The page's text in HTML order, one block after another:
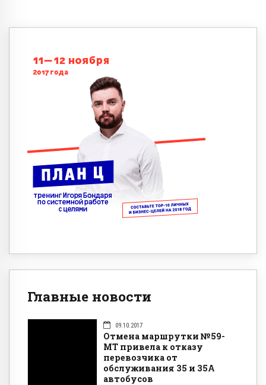
Главные новости
09.10.2017
Отмена маршрутки №59-
МТ привела к отказу
перевозчика от
обслуживания 35 и 35А
автобусов